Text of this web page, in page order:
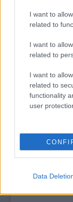
I want to
related to
I want to
related to
I want to
related to
functionality
user
Data
amíg az
nagyobb
ellenünk
ömlenek
mondatok,
nagy része
finoman
Már nem